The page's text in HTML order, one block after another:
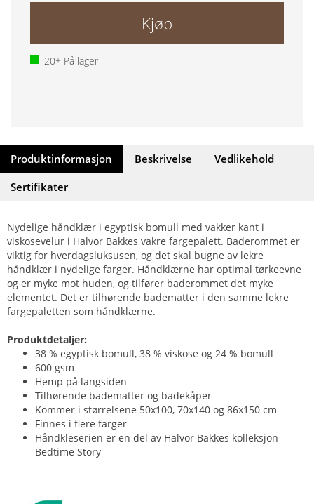
Kjøp
20+ På lager
Produktinformasjon Beskrivelse
Vedlikehold
Sertifikater
Nydelige håndklær i egyptisk bomull med vakker kant i
viskosevelur i Halvor Bakkes vakre fargepalett. Baderommet er
viktig for hverdagsluksusen, og det skal bugne av lekre
håndklær i nydelige farger. Håndklærne har optimal tørkeevne
og er myke mot huden, og tilfører baderommet det myke
elementet. Det er tilhørende badematter i den samme lekre
fargepaletten som håndklærne.
Produktdetaljer:
38 % egyptisk bomull, 38 % viskose og 24 % bomull
600 gsm
Hemp på langsiden
Tilhørende badematter og badekåper
Kommer i størrelsene 50x100, 70x140 og 86x150 cm
Finnes i flere farger
Håndkleserien er en del av Halvor Bakkes kolleksjon
Bedtime Story